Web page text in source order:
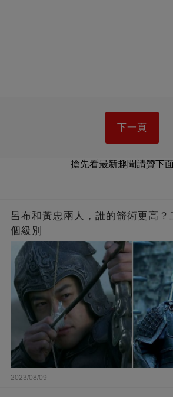
下一頁
搶先看最新趣聞請贊下
呂布和黃忠兩人，誰的箭術更高？
個級別
2023/08/09